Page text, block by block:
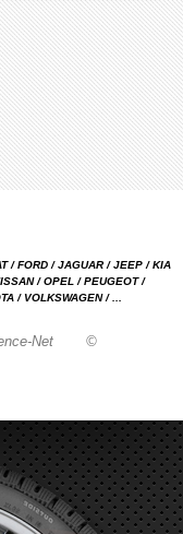
/ FORD / JAGUAR / JEEP / KIA
/ OPEL / PEUGEOT /
/ VOLKSWAGEN / ...
Net ©
concessionnaire Loire 42